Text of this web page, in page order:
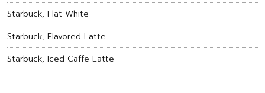
Starbuck, Flat White
Starbuck, Flavored Latte
Starbuck, Iced Caffe Latte